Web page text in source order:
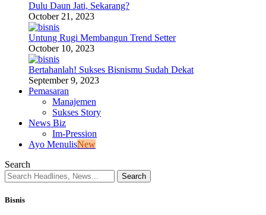
Dulu Daun Jati, Sekarang?
October 21, 2023
Untung Rugi Membangun Trend Setter
October 10, 2023
Bertahanlah! Sukses Bisnismu Sudah Dekat
September 9, 2023
Pemasaran
Manajemen
Sukses Story
News Biz
Im-Pression
Ayo MenulisNew
Search
Bisnis